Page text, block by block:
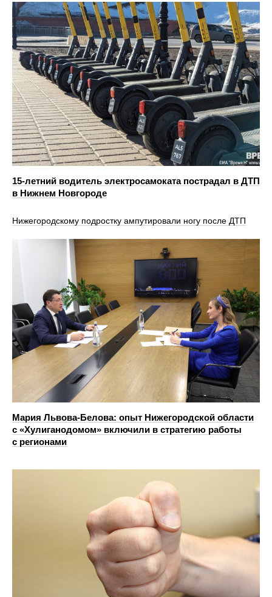
15-летний водитель электросамоката пострадал в ДТП
в Нижнем Новгороде
Нижегородскому подростку ампутировали ногу после ДТП
Мария Львова-Белова: опыт Нижегородской области
с «Хулиганодомом» включили в стратегию работы
с регионами